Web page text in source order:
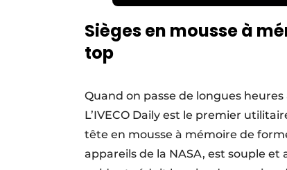
Sièges en mousse à
top
Quand on passe de longues
L’IVECO Daily est le premier
tête en mousse à mémoire de
appareils de la NASA, est souple